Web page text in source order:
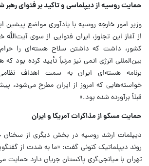
حمایت روسیه از دیپلماسی و تاکید بر فتوای رهبر
وزیر امور خارجه روسیه با یادآوری مواضع پیشین
از آغاز این تجاوز، ایران فتوایی از سوی آیت‌الله
کشور، داشت که داشتن سلاح هسته‌ای را حرام
بین‌المللی انرژی اتمی نیز مرتباً تأیید کرده بود
برنامه هسته‌ای ایران به سمت اهداف
خواسته‌هایی که امروز از ایران مطرح می‌شود،
قبلاً برآورده شده بود.»
حمایت مسکو از مذاکرات آمریکا و ایران
دیپلمات ارشد روسیه در بخش دیگری از سخنان
روند دیپلماتیک کنونی گفت: «ما به شدت از
تهران با میانجی‌گری پاکستان جریان دارد حمایت